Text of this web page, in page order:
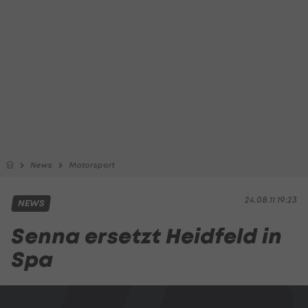
News Motorsport
24.08.11 19:23
NEWS
Senna ersetzt Heidfeld in
Spa